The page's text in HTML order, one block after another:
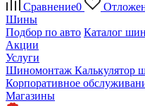
Сравнение0
Шины
Подбор по авто Каталог шин
Акции
Услуги
Шиномонтаж Калькулятор
Корпоративное
Магазины